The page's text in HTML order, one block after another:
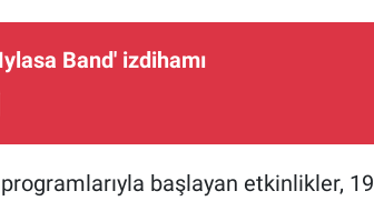
Band' izdihamı
başlayan etkinlikler, 19